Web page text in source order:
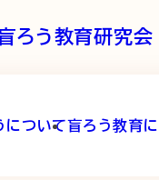
ろう教育研究会
について盲ろう教育